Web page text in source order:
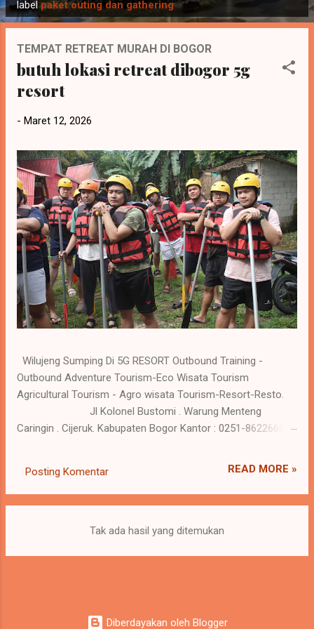
o
s
labelpaket outing dan gathering
TEMPAT RETREAT MURAH DI BOGOR
butuh lokasi retreat dibogor 5g
resort
- Maret 12, 2026
Wilujeng Sumping Di 5G RESORT Outbound Training -
Outbound Adventure Tourism-Eco Wisata Tourism
Agricultural Tourism - Agro wisata Tourism-Resort-Resto.
Jl Kolonel Bustomi . Warung Menteng
Caringin . Cijeruk. Kabupaten Bogor Kantor : 0251-86226600
Merangkul harmoni kehidupan dan alam , saat Anda
menghargai perjalanan dan pengalaman tak terlupakan di 5G
Resort. Kebutuhan resort atau tempat semacamnya jadi
keluar dari rutinitas dan melakukan kegiatan refreshing
produktivitas dalam kehidupan sehari hari. 5G Resort tampil
Posting Komentar READ MORE »
Tak ada hasil yang ditemukan
Diberdayakan oleh Blogger